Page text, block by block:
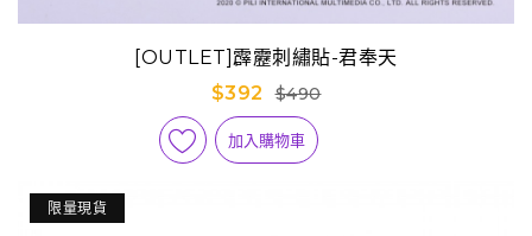
[OUTLET]霹靂刺繡貼-君奉天
$392
$490
加入購物車
限量現貨